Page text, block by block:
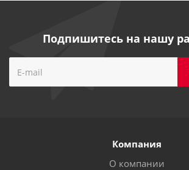
Подпишитесь на нашу
Компания
О компании